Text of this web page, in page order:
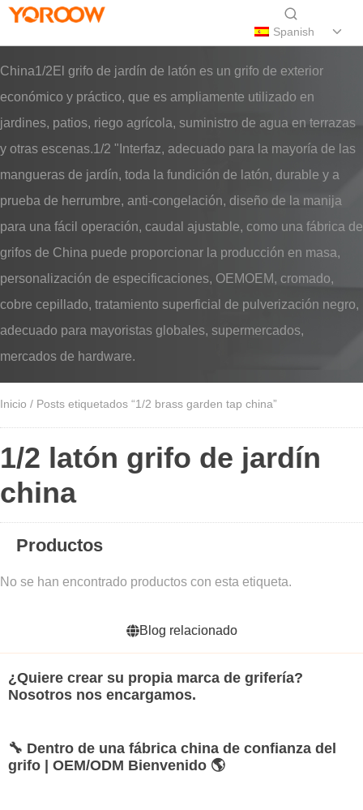
Spanish
China1/2El grifo de jardín de latón es un grifo de exterior
económico y práctico, que es ampliamente utilizado en
jardines, patios, riego agrícola, suministro de agua en terrazas
y otras escenas.1/2 "Interfaz, adecuado para la mayoría de las
mangueras de jardín, toda la fundición de latón, durable y a
prueba de herrumbre, anti-congelación, diseño de la manija
para una fácil operación, caudal ajustable, como una fábrica de
grifos de China puede proporcionar la producción en masa,
personalización de especificaciones, OEMOEM, cromado,
cobre cepillado, tratamiento superficial de pulverización negro,
adecuado para mayoristas globales, supermercados,
mercados de hardware.
Inicio / Posts etiquetados “1/2 brass garden tap china”
1/2 latón grifo de jardín
china
Productos
No se han encontrado productos con esta etiqueta.
Blog relacionado
¿Quiere crear su propia marca de grifería?
Nosotros nos encargamos.
🔧 Dentro de una fábrica china de confianza del
grifo | OEM/ODM Bienvenido 🌎